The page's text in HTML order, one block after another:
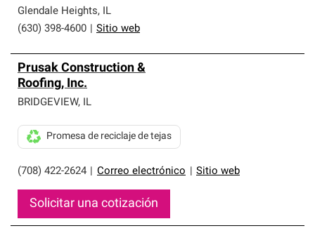
Glendale Heights, IL
(630) 398-4600
Sitio web
Prusak Construction &
Roofing, Inc.
BRIDGEVIEW, IL
(708) 422-2624 Correo electrónico Sitio web
Promesa de reciclaje de tejas
Solicitar una cotización